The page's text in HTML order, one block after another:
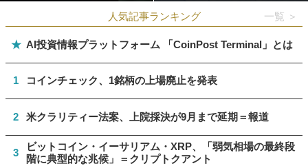
人気記事ランキング 一覧 ＞
★ AI投資情報プラットフォーム 「CoinPost Terminal」とは
1 コインチェック、1銘柄の上場廃止を発表
2 米クラリティー法案、上院採決が9月まで延期＝報道
3
ビットコイン・イーサリアム・XRP、「弱気相場の最終段
階に典型的な兆候」＝クリプトクアント